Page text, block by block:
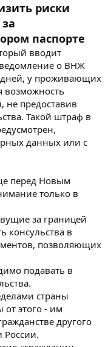
риски
паспорте
вводит
о ВНЖ
дней, у проживающих
возможность
не предоставив
Такой штраф в
данных или с
перед Новым
только в
за границей
консульства в
позволяющих
подавать в
страны
от этого - им
другого
России.